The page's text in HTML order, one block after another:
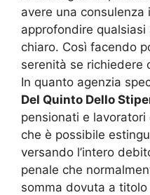
avere una
approfondire
chiaro. Così facendo
serenità se richiedere
In quanto agenzia
Del Quinto Dello
pensionati e
che è possibile
versando l’intero
penale che
somma dovuta a